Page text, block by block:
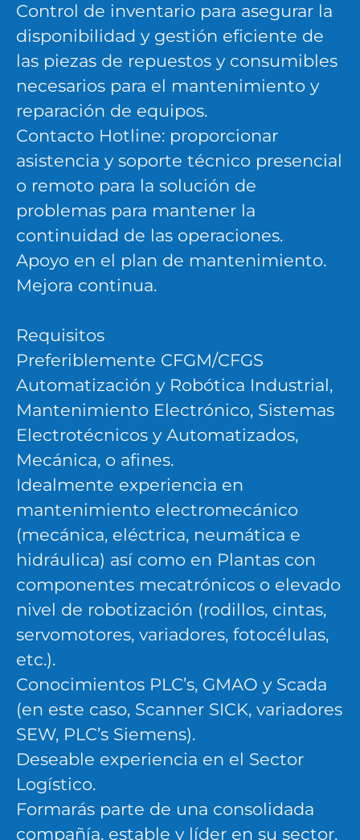
Control de inventario para asegurar la
disponibilidad y gestión eficiente de
las piezas de repuestos y consumibles
necesarios para el mantenimiento y
reparación de equipos.
Contacto Hotline: proporcionar
asistencia y soporte técnico presencial
o remoto para la solución de
problemas para mantener la
continuidad de las operaciones.
Apoyo en el plan de mantenimiento.
Mejora continua.
Requisitos
Preferiblemente CFGM/CFGS
Automatización y Robótica Industrial,
Mantenimiento Electrónico, Sistemas
Electrotécnicos y Automatizados,
Mecánica, o afines.
Idealmente experiencia en
mantenimiento electromecánico
(mecánica, eléctrica, neumática e
hidráulica) así como en Plantas con
componentes mecatrónicos o elevado
nivel de robotización (rodillos, cintas,
servomotores, variadores, fotocélulas,
etc.).
Conocimientos PLC’s, GMAO y Scada
(en este caso, Scanner SICK, variadores
SEW, PLC’s Siemens).
Deseable experiencia en el Sector
Logístico.
Formarás parte de una consolidada
compañía, estable y líder en su sector.